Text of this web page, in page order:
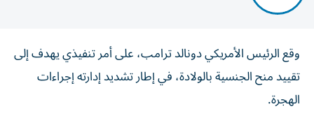
وقع الرئيس الأمريكي دونالد ترامب، على أمر تنفيذي يهدف إلى
تقييد منح الجنسية بالولادة، في إطار تشديد إدارته إجراءات
الهجرة.